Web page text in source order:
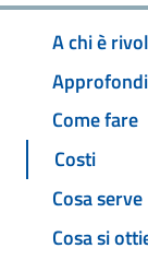
A chi è
Come fare
Costi
Cosa serve
Cosa si